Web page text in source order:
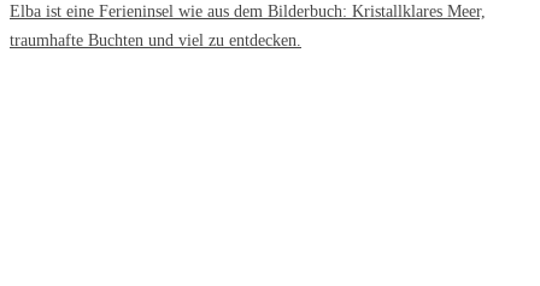
Elba ist eine Ferieninsel wie aus dem Bilderbuch: Kristallklares Meer,
traumhafte Buchten und viel zu entdecken.